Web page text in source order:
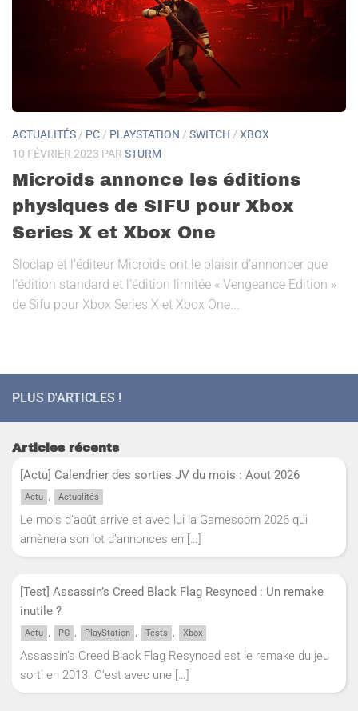
ACTUALITÉS / PC / PLAYSTATION / SWITCH / XBOX
10 FÉVRIER 2023 PAR STURM
Microids annonce les éditions
physiques de SIFU pour Xbox
Series X et Xbox One
Sloclap et l’éditeur Microids ont le plaisir d’annoncer que
l’édition standard et l’édition limitée « Vengeance Edition »
de Sifu pour Xbox Series X et Xbox One...
PLUS D'ARTICLES !
Articles récents
[Actu] Calendrier des sorties JV du mois : Aout 2026
Actu Actualités
Le mois d’août arrive et avec lui la Gamescom 2026 qui
amènera son lot d’annonces en […]
[Test] Assassin’s Creed Black Flag Resynced : Un remake
inutile ?
Actu , PC , PlayStation , Tests , Xbox
Assassin’s Creed Black Flag Resynced est le remake du jeu
sorti en 2013. C’est avec une […]